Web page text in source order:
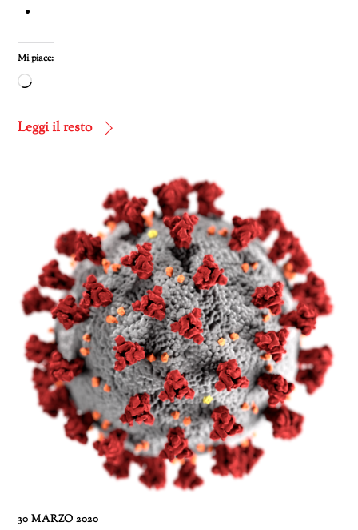
Mi piace:
Caricamento
corso…
Leggi il resto
30 MARZO 2020